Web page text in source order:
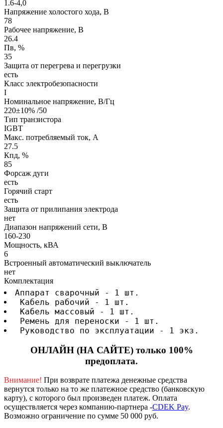
1.6-4,0
Напряжение холостого хода, В
78
Рабочее напряжение, В
26.4
Пв, %
35
Защита от перегрева и перегрузки
есть
Класс электробезопасности
I
Номинальное напряжение, В/Гц
220±10% /50
Тип транзистора
IGBT
Макс. потребляемый ток, А
27.5
Кпд, %
85
Форсаж дуги
есть
Горячий старт
есть
Защита от прилипания электрода
нет
Диапазон напряжений сети, В
160-230
Мощность, кВА
6
Встроенный автоматический выключатель
нет
Комплектация
Аппарат сварочный - 1 шт.
Кабель рабочий - 1 шт.
Кабель массовый - 1 шт.
Ремень для переноски - 1 шт.
Руководство по эксплуатации - 1 экз.
ОНЛАЙН (НА САЙТЕ) только 100%
предоплата.
Внимание! При возврате платежа денежные средства
вернутся только на то же платежное средство (банковскую
карту), с которого был произведен платеж. Оплата
осуществляется через компанию-партнера -CDEK Pay.
Возможно ограничение по сумме 50 000 руб.